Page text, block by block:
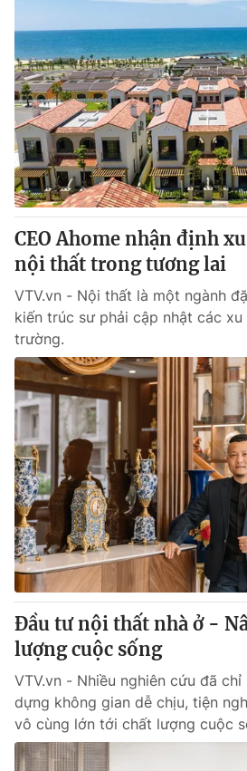
CEO Ahome nhận định
nội thất trong tương lai
VTV.vn - Nội thất là một ngành
kiến trúc sư phải cập nhật các
trường.
Đầu tư nội thất nhà ở -
lượng cuộc sống
VTV.vn - Nhiều nghiên cứu đã
dựng không gian dễ chịu, tiện
vô cùng lớn tới chất lượng cuộc